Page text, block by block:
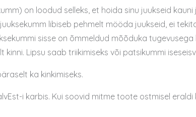
on loodud selleks, et hoida sinu juukseid kauni
libiseb pehmelt mööda juukseid, ei
sisse on õmmeldud mõõduka tugevusega
Lipsu saab triikimiseks või patsikummi
ka kinkimiseks.
i karbis. Kui soovid mitme toote ostmisel